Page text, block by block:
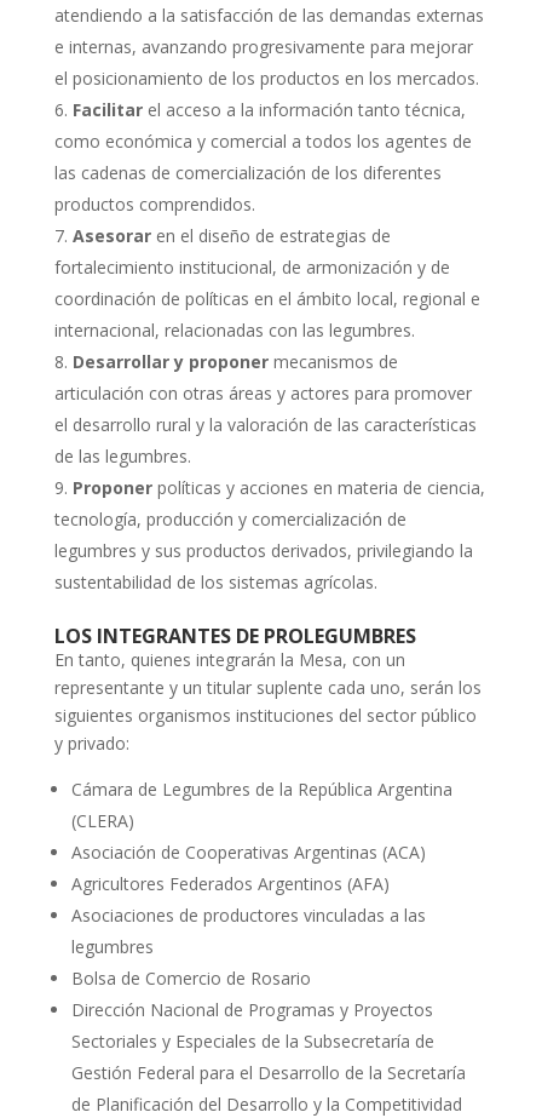
atendiendo a la satisfacción de las demandas externas
e internas, avanzando progresivamente para mejorar
el posicionamiento de los productos en los mercados.
Facilitarel acceso a la información tanto técnica,
como económica y comercial a todos los agentes de
las cadenas de comercialización de los diferentes
productos comprendidos.
Asesoraren el diseño de estrategias de
fortalecimiento institucional, de armonización y de
coordinación de políticas en el ámbito local, regional e
internacional, relacionadas con las legumbres.
Desarrollar y proponermecanismos de
articulación con otras áreas y actores para promover
el desarrollo rural y la valoración de las características
de las legumbres.
Proponerpolíticas y acciones en materia de ciencia,
tecnología, producción y comercialización de
legumbres y sus productos derivados, privilegiando la
sustentabilidad de los sistemas agrícolas.
LOS INTEGRANTES DE PROLEGUMBRES
En tanto, quienes integrarán la Mesa, con un
representante y un titular suplente cada uno, serán los
siguientes organismos instituciones del sector público
y privado:
Cámara de Legumbres de la República Argentina
(CLERA)
Asociación de Cooperativas Argentinas (ACA)
Agricultores Federados Argentinos (AFA)
Asociaciones de productores vinculadas a las
legumbres
Bolsa de Comercio de Rosario
Dirección Nacional de Programas y Proyectos
Sectoriales y Especiales de la Subsecretaría de
Gestión Federal para el Desarrollo de la Secretaría
de Planificación del Desarrollo y la Competitividad